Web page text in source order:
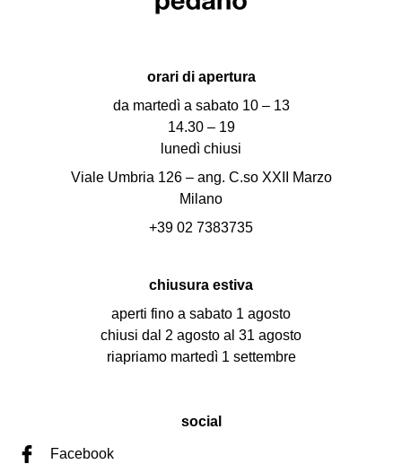
orari di apertura
da martedì a sabato 10 – 13
14.30 – 19
lunedì chiusi
Viale Umbria 126 – ang. C.so XXII Marzo
Milano
+39 02 7383735
chiusura estiva
aperti fino a sabato 1 agosto
chiusi dal 2 agosto al 31 agosto
riapriamo martedì 1 settembre
social
Facebook